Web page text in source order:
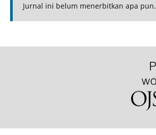
Jurnal ini belum menerbitkan apa pun.